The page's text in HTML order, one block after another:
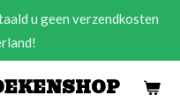
u geen verzendkosten